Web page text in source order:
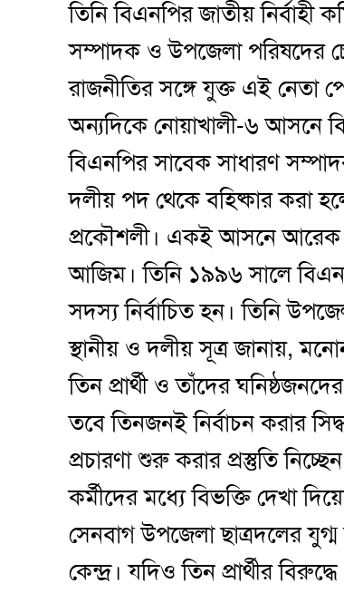
তিনি বিএনপির জাতীয়
সম্পাদক ও উপজেলা পরিষদের
রাজনীতির সঙ্গে যুক্ত এই নেতা
অন্যদিকে নোয়াখালী-৬ আসনে
বিএনপির সাবেক সাধারণ
দলীয় পদ থেকে বহিষ্কার করা
প্রকৌশলী। একই আসনে আরেক
আজিম। তিনি ১৯৯৬ সালে
সদস্য নির্বাচিত হন। তিনি
স্থানীয় ও দলীয় সূত্র জানায়,
তিন প্রার্থী ও তাঁদের
তবে তিনজনই নির্বাচন করার
প্রচারণা শুরু করার প্রস্তুতি
কর্মীদের মধ্যে বিভক্তি দেখা
সেনবাগ উপজেলা ছাত্রদলের
কেন্দ্র। যদিও তিন প্রার্থীর